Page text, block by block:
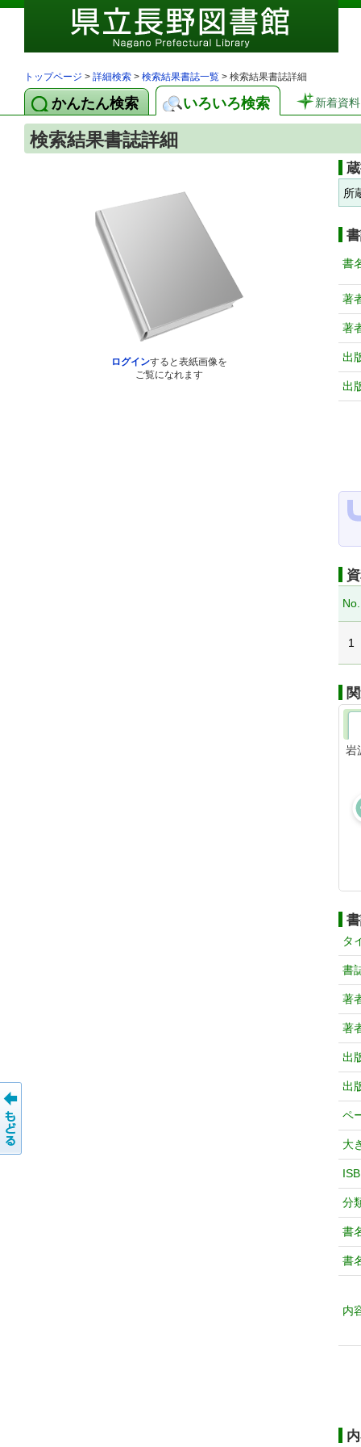
トップページ > 詳細検索 > 検索結果書誌一覧 > 検索結果書誌詳細
かんたん検索 いろいろ検索 新着資料
検索結果書誌詳細
ログインすると表紙画像を
ご覧になれます
所
書
著
著
出
出
No.
1
岩
タ
書
著
著
出
出
ペ
大
分
書
書
内